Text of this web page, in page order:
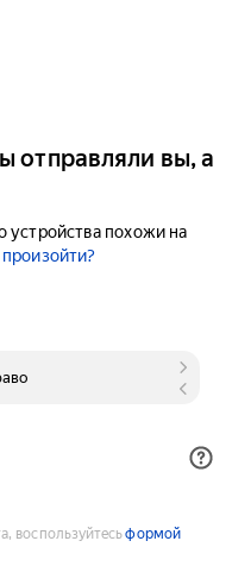
отправляли вы, а
устройства похожи на
воспользуйтесьформой